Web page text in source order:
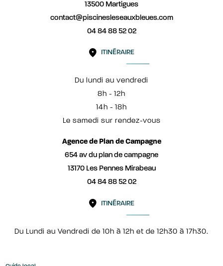
13500 Martigues
contact@piscinesleseauxbleues.com
04 84 88 52 02
ITINÉRAIRE
Du lundi au vendredi
8h - 12h
14h - 18h
Le samedi sur rendez-vous
Agence de Plan de Campagne
654 av du plan de campagne
13170 Les Pennes Mirabeau
04 84 88 52 02
ITINÉRAIRE
Du Lundi au Vendredi de 10h à 12h et de 12h30 à 17h30.